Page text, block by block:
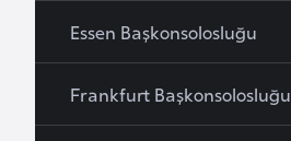
Essen Başkonsolosluğu
Frankfurt Başkonsolosluğu
e
ş